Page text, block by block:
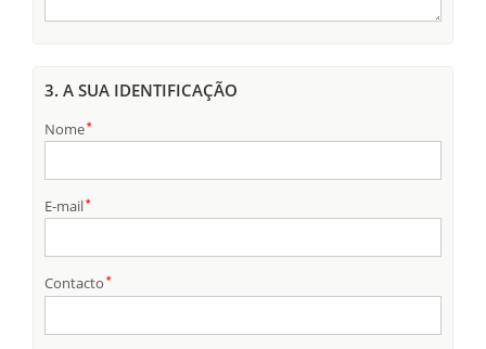
3. A SUA IDENTIFICAÇÃO
Nome
E-mail
Contacto